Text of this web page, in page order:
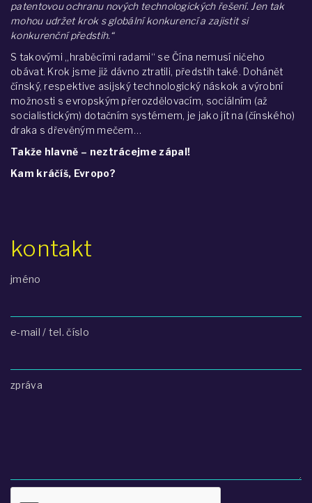
patentovou ochranu nových technologických řešení. Jen tak
mohou udržet krok s globální konkurencí a zajistit si
konkurenční předstih.“
S takovými „hraběcími radami“ se Čína nemusí ničeho
obávat. Krok jsme již dávno ztratili, předstih také. Dohánět
čínský, respektive asijský technologický náskok a výrobní
možnosti s evropským přerozdělovacím, sociálním (až
socialistickým) dotačním systémem, je jako jít na (čínského)
draka s dřevěným mečem…
Takže hlavně – neztrácejme zápal!
Kam kráčíš, Evropo?
kontakt
jméno
e-mail / tel. číslo
zpráva